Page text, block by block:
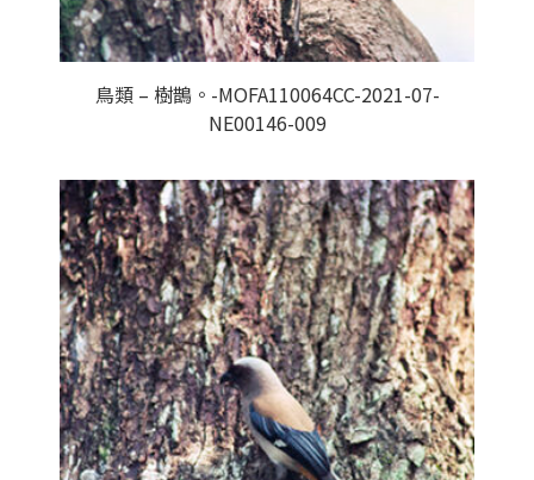
鳥類 – 樹鵲。-MOFA110064CC-2021-07-
NE00146-009